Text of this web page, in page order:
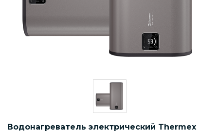
Водонагреватель электрический Thermex